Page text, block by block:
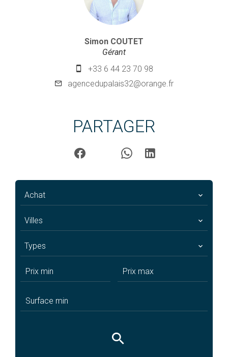
Simon COUTET
Gérant
+33 6 44 23 70 98
agencedupalais32@orange.fr
PARTAGER
Achat
Villes
Types